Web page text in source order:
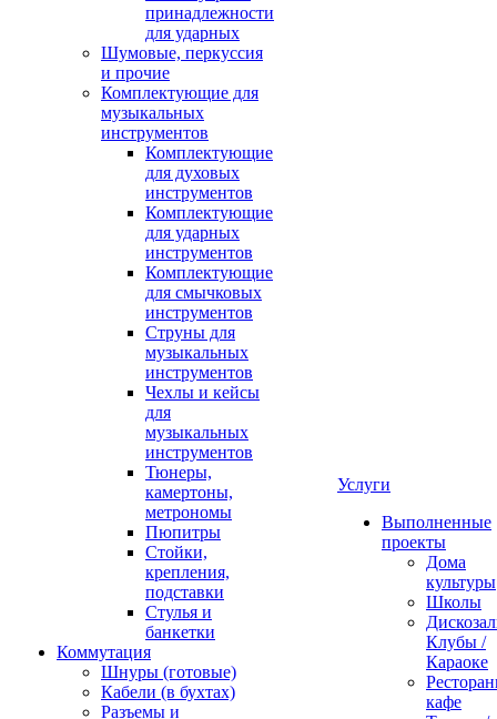
принадлежности
для ударных
Шумовые, перкуссия
и прочие
Комплектующие для
музыкальных
инструментов
Комплектующие
для духовых
инструментов
Комплектующие
для ударных
инструментов
Комплектующие
для смычковых
инструментов
Струны для
музыкальных
инструментов
Чехлы и кейсы
для
музыкальных
инструментов
Тюнеры,
камертоны,
метрономы
Пюпитры
Стойки,
крепления,
подставки
Стулья и
банкетки
Коммутация
Шнуры (готовые)
Кабели (в бухтах)
Разъемы и
Услуги
Выполненные
проекты
Дома
культуры
Школы
Клубы /
Караоке
кафе